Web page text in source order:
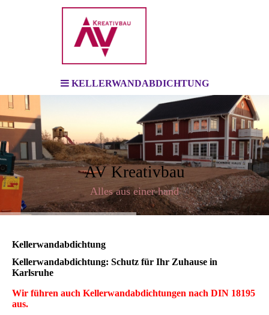
KELLERWANDABDICHTUNG
AV Kreativbau
Alles aus einer hand
Kellerwandabdichtung
Kellerwandabdichtung: Schutz für Ihr Zuhause in
Karlsruhe
Wir führen auch Kellerwandabdichtungen nach DIN 18195
aus.